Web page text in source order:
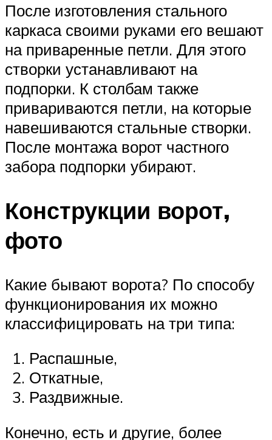
После изготовления стального
каркаса своими руками его вешают
на приваренные петли. Для этого
створки устанавливают на
подпорки. К столбам также
привариваются петли, на которые
навешиваются стальные створки.
После монтажа ворот частного
забора подпорки убирают.
Конструкции ворот,
фото
Какие бывают ворота? По способу
функционирования их можно
классифицировать на три типа:
Распашные,
Откатные,
Раздвижные.
Конечно, есть и другие, более